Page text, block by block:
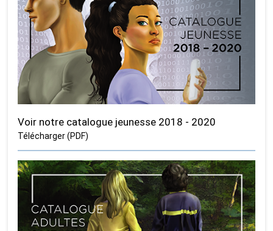
Voir notre catalogue jeunesse 2018 - 2020
Télécharger (PDF)